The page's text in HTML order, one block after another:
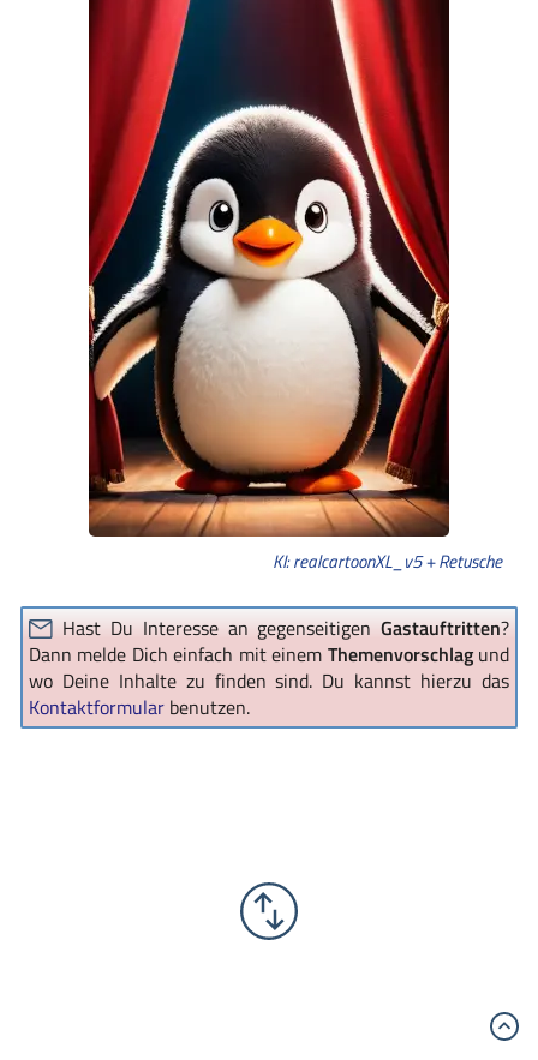
KI: realcartoonXL_v5 + Retusche
Hast Du Interesse an gegenseitigen Gastauftritten?
Dann melde Dich einfach mit einem Themenvorschlagund
wo Deine Inhalte zu finden sind. Du kannst hierzu das
Kontaktformular benutzen.